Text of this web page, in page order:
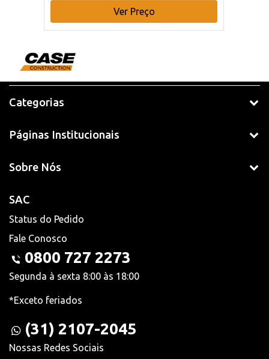
Ver Preço
Categorias
Páginas Institucionais
Sobre Nós
SAC
Status do Pedido
Fale Conosco
0800 727 2273
Segunda à sexta 8:00 às 18:00
*Exceto feriados
(31) 2107-2045
Nossas Redes Sociais